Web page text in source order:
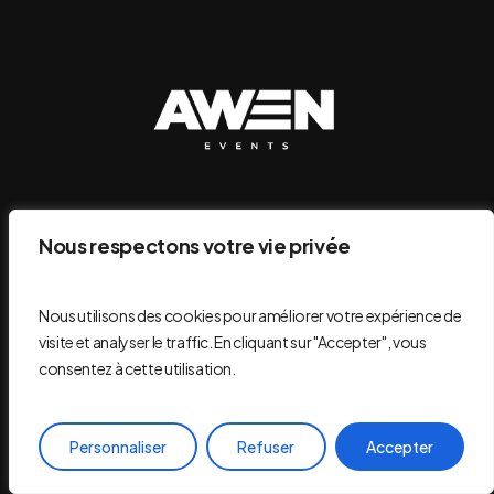
Nous respectons votre vie privée
Nous utilisons des cookies pour améliorer votre expérience de
visite et analyser le traffic. En cliquant sur "Accepter", vous
consentez à cette utilisation.
Personnaliser Refuser Accepter
S'abonner
Politique de confidentialité
Conditions générales de vente